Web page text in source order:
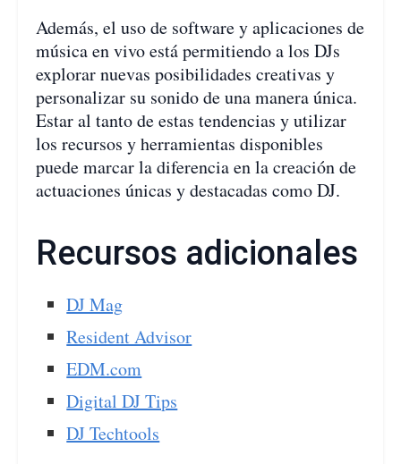
Además, el uso de software y aplicaciones de
música en vivo está permitiendo a los DJs
explorar nuevas posibilidades creativas y
personalizar su sonido de una manera única.
Estar al tanto de estas tendencias y utilizar
los recursos y herramientas disponibles
puede marcar la diferencia en la creación de
actuaciones únicas y destacadas como DJ.
Recursos adicionales
DJ Mag
Resident Advisor
EDM.com
Digital DJ Tips
DJ Techtools